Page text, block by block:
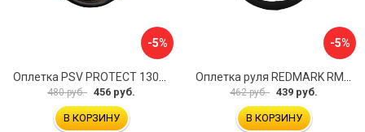
-5%
Оплетка PSV PROTECT 130503
480 руб. 456 руб.
В КОРЗИНУ
-5%
Оплетка руля REDMARK RM78002
462 руб. 439 руб.
В КОРЗИНУ